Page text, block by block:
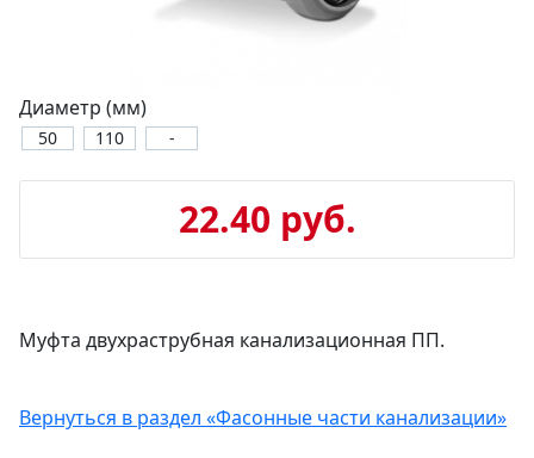
Диаметр (мм)
50 110 -
22.40 руб.
Муфта двухраструбная канализационная ПП.
Вернуться в раздел «Фасонные части канализации»